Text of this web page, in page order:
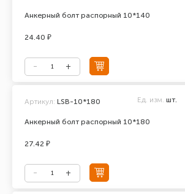
Анкерный болт распорный 10*140
24.40 ₽
Анкерный болт распорный 10*180
Артикул: LSB-10*180 Ед. изм. шт.
27.42 ₽